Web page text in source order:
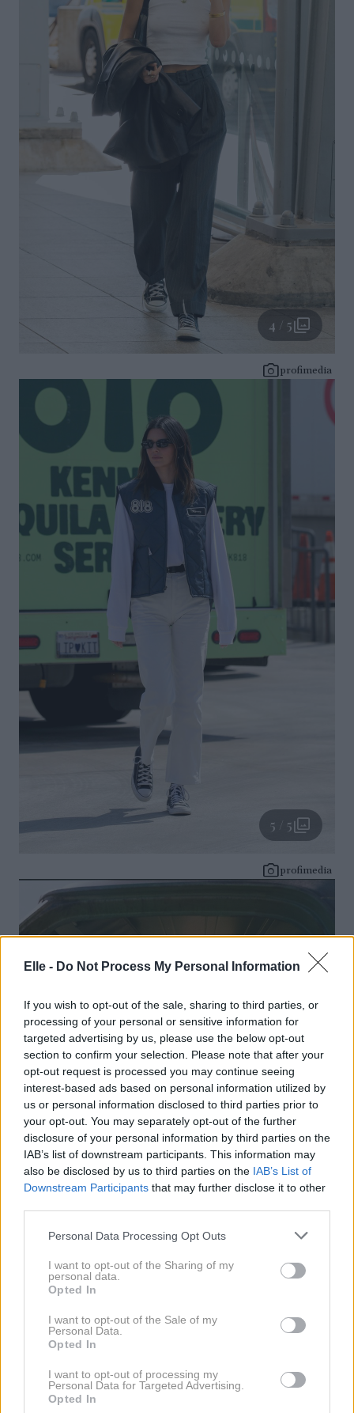
Elle - Do Not Process My Personal Information
If you wish to opt-out of the sale, sharing to third parties, or
processing of your personal or sensitive information for
targeted advertising by us, please use the below opt-out
section to confirm your selection. Please note that after your
opt-out request is processed you may continue seeing
interest-based ads based on personal information utilized by
us or personal information disclosed to third parties prior to
your opt-out. You may separately opt-out of the further
disclosure of your personal information by third parties on the
IAB’s list of downstream participants. This information may
also be disclosed by us to third parties on the IAB’s List of
Downstream Participants that may further disclose it to other
Please note that this website/app uses one or more Google
not limited to your visit or usage behaviour. You may click to
grant or deny consent to Google and its third-party tags to
use your data for below specified purposes in below Google
consent section.
Personal Data Processing Opt Outs
I want to opt-out of the Sharing of my
personal data.
Opted In
I want to opt-out of the Sale of my
Personal Data.
Opted In
I want to opt-out of processing my
Personal Data for Targeted Advertising.
Opted In
4 / 5
profimedia
5 / 5
profimedia
Vsestranskost je ključ njihovega
uspeha
skoraj vsakemu sproščenemu oblačilu. Kavbojke
in bela majica ustvarijo eno najpreprostejših, a
hkrati najbolj učinkovitih kombinacij, v 2010-ih
pa so jih pogosto nosili tudi z oblekami. Prav